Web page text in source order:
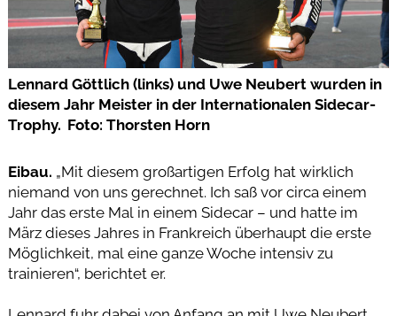
Lennard Göttlich (links) und Uwe Neubert wurden in
diesem Jahr Meister in der Internationalen Sidecar-
Trophy. Foto: Thorsten Horn
Eibau. „Mit diesem großartigen Erfolg hat wirklich
niemand von uns gerechnet. Ich saß vor circa einem
Jahr das erste Mal in einem Sidecar – und hatte im
März dieses Jahres in Frankreich überhaupt die erste
Möglichkeit, mal eine ganze Woche intensiv zu
trainieren“, berichtet er.